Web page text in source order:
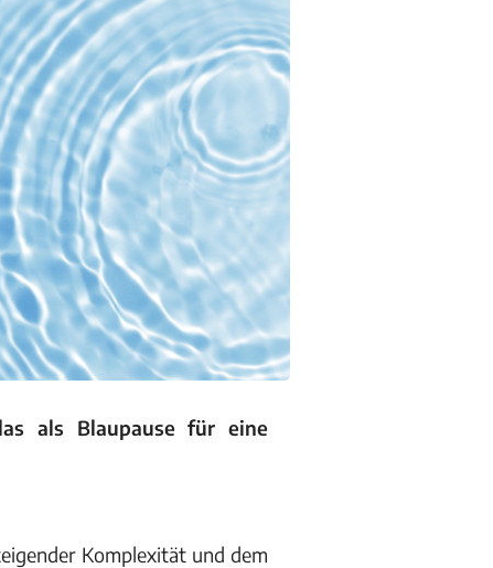
als Blaupause für eine
Komplexität und dem